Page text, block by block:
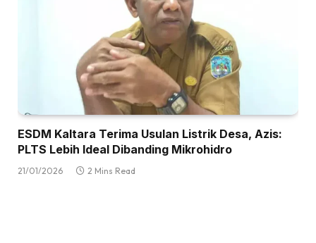
ESDM Kaltara Terima Usulan Listrik Desa, Azis:
PLTS Lebih Ideal Dibanding Mikrohidro
21/01/2026 2 Mins Read